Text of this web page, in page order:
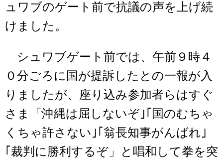
ュワブのゲート前で抗議の声を上げ続
けました。
シュワブゲート前では、午前９時４
０分ごろに国が提訴したとの一報が入
りましたが、座り込み参加者らはすぐ
さま「沖縄は屈しないぞ｣｢国のむちゃ
くちゃ許さない｣｢翁長知事がんばれ｣
｢裁判に勝利するぞ」と唱和して拳を突